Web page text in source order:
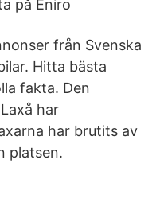
på Eniro
från Svenska
Hitta bästa
fakta. Den
har
har brutits av
platsen.